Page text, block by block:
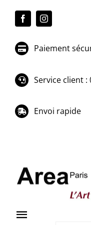
Paiement
Service client :
Envoi rapide